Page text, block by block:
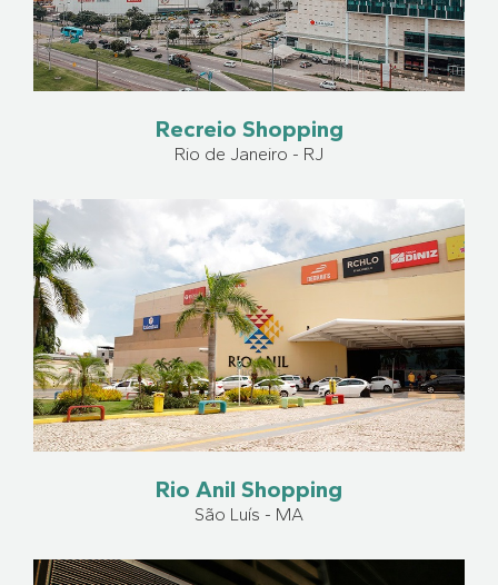
Recreio Shopping
Rio de Janeiro - RJ
Rio Anil Shopping
São Luís - MA